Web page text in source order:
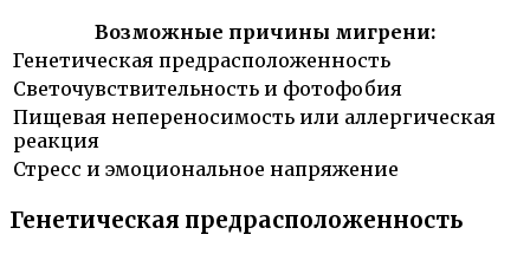
Возможные причины мигрени:
Генетическая предрасположенность
Светочувствительность и фотофобия
Пищевая непереносимость или аллергическая
реакция
Стресс и эмоциональное напряжение
Генетическая предрасположенность